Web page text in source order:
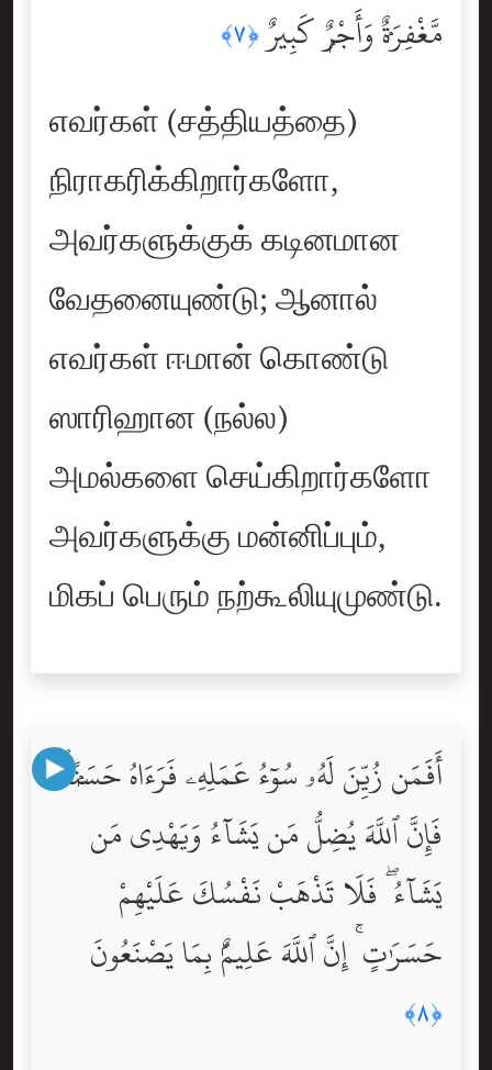
مَّغْفِرَةٌۭ وَأَجْرٌۭ كَبِيرٌ﴿٧﴾
எவர்கள் (சத்தியத்தை)
நிராகரிக்கிறார்களோ,
அவர்களுக்குக் கடினமான
வேதனையுண்டு; ஆனால்
எவர்கள் ஈமான் கொண்டு
ஸாரிஹான (நல்ல)
அமல்களை செய்கிறார்களோ
அவர்களுக்கு மன்னிப்பும்,
மிகப் பெரும் நற்கூலியுமுண்டு.
أَفَمَن زُيِّنَ لَهُۥ سُوٓءُ عَمَلِهِۦ فَرَءَاهُ حَسَنًۭا ۖ
فَإِنَّ ٱللَّهَ يُضِلُّ مَن يَشَآءُ وَيَهْدِى مَن
يَشَآءُ ۖ فَلَا تَذْهَبْ نَفْسُكَ عَلَيْهِمْ
حَسَرَٰتٍ ۚ إِنَّ ٱللَّهَ عَلِيمٌۢ بِمَا يَصْنَعُونَ
﴿٨﴾